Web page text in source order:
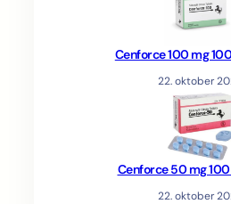
Cenforce 100 mg
22. oktober
Cenforce 50 mg
22. oktober